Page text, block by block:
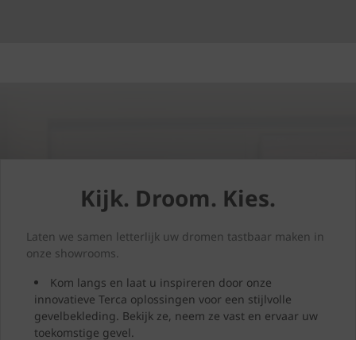
Kijk. Droom. Kies.
Laten we samen letterlijk uw dromen tastbaar maken in
onze showrooms.
Kom langs en laat u inspireren door onze
innovatieve Terca oplossingen voor een stijlvolle
gevelbekleding. Bekijk ze, neem ze vast en ervaar uw
toekomstige gevel.